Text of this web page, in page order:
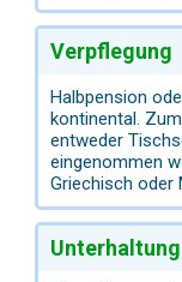
Verpflegung
Halbpension
kontinental.
entweder
eingenommen
Griechisch oder